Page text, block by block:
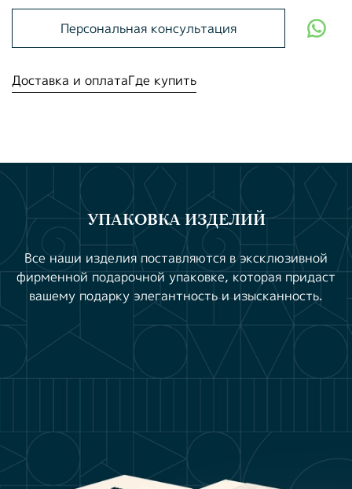
Персональная консультация
Доставка и оплатаГде купить
УПАКОВКА ИЗДЕЛИЙ
Все наши изделия поставляются в эксклюзивной
фирменной подарочной упаковке, которая придаст
вашему подарку элегантность и изысканность.